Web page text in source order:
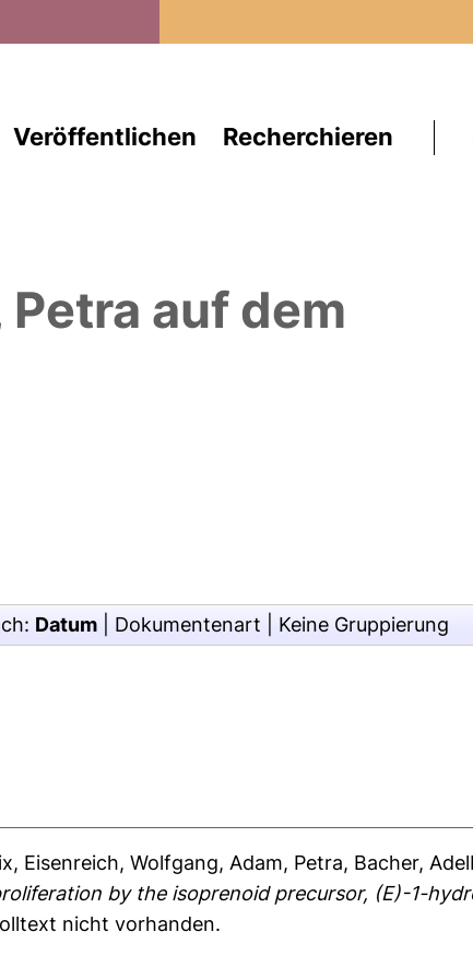
Veröffentlichen Recherchieren
Petra auf dem
Datum Dokumentenart Keine Gruppierung
, Eisenreich, Wolfgang, Adam, Petra, Bacher,
by the isoprenoid precursor, (E)-1-
nicht vorhanden.